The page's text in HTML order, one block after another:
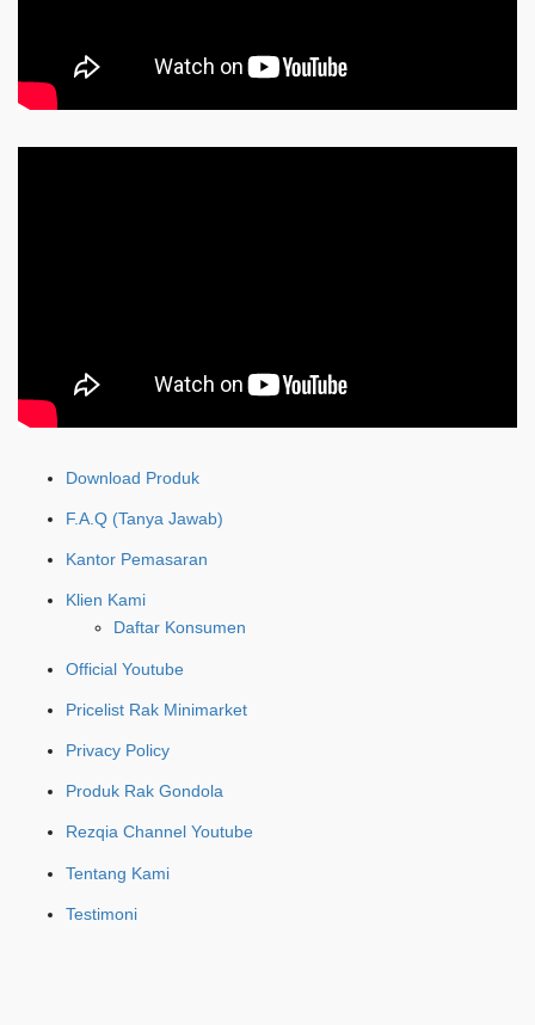
Download Produk
F.A.Q (Tanya Jawab)
Kantor Pemasaran
Klien Kami
Daftar Konsumen
Official Youtube
Pricelist Rak Minimarket
Privacy Policy
Produk Rak Gondola
Rezqia Channel Youtube
Tentang Kami
Testimoni